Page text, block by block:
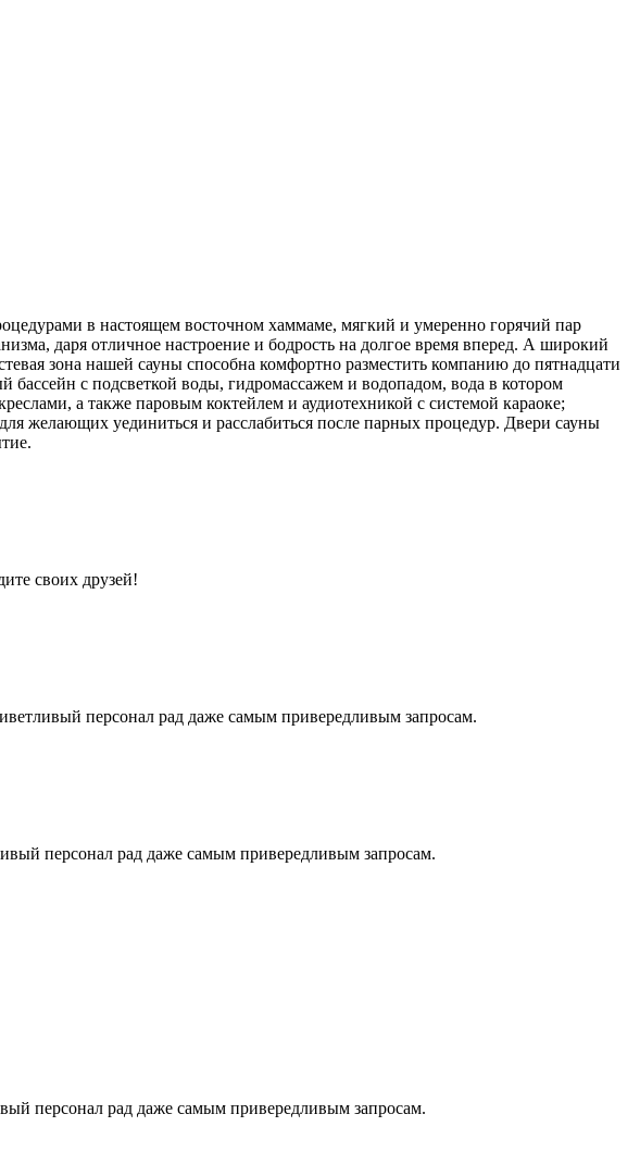
в настоящем восточном хаммаме, мягкий и умеренно горячий пар
даря отличное настроение и бодрость на долгое время вперед. А широкий
зона нашей сауны способна комфортно разместить компанию до пятнадцати
с подсветкой воды, гидромассажем и водопадом, вода в котором
а также паровым коктейлем и аудиотехникой с системой караоке;
желающих уединиться и расслабиться после парных процедур. Двери сауны
своих друзей!
персонал рад даже самым привередливым запросам.
персонал рад даже самым привередливым запросам.
персонал рад даже самым привередливым запросам.